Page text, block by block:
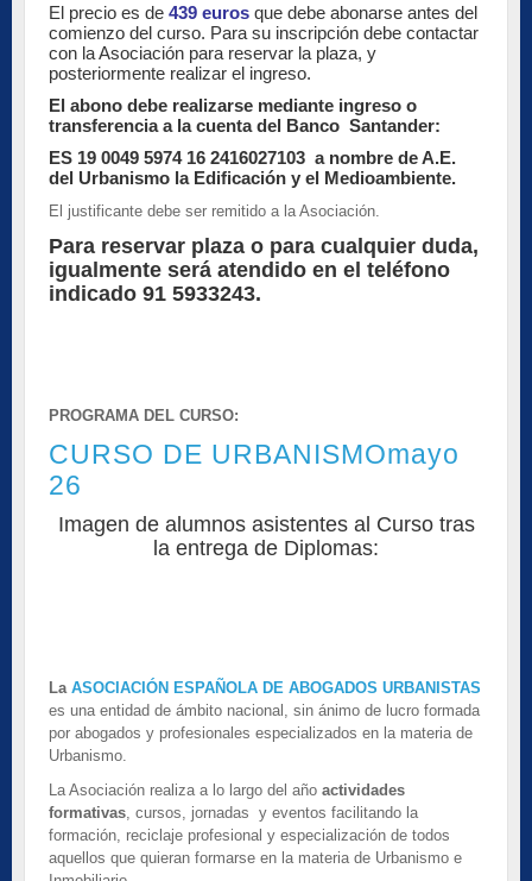
El precio es de 439 euros que debe abonarse antes del
comienzo del curso. Para su inscripción debe contactar
con la Asociación para reservar la plaza, y
posteriormente realizar el ingreso.
El abono debe realizarse mediante ingreso o
transferencia a la cuenta del Banco Santander:
ES 19 0049 5974 16 2416027103 a nombre de A.E.
del Urbanismo la Edificación y el Medioambiente.
El justificante debe ser remitido a la Asociación.
Para reservar plaza o para cualquier duda,
igualmente será atendido en el teléfono
indicado 91 5933243.
PROGRAMA DEL CURSO:
CURSO DE URBANISMOmayo
26
Imagen de alumnos asistentes al Curso tras
la entrega de Diplomas:
La ASOCIACIÓN ESPAÑOLA DE ABOGADOS URBANISTAS
es una entidad de ámbito nacional, sin ánimo de lucro formada
por abogados y profesionales especializados en la materia de
Urbanismo.
La Asociación realiza a lo largo del año actividades
formativas , cursos, jornadas y eventos facilitando la
formación, reciclaje profesional y especialización de todos
aquellos que quieran formarse en la materia de Urbanismo e